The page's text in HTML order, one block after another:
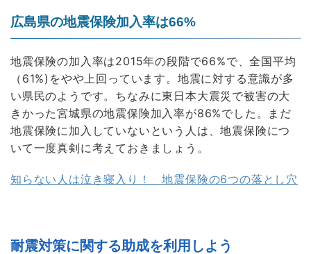
広島県の地震保険加入率は66%
地震保険の加入率は2015年の段階で66%で、全国平均
（61%)をやや上回っています。地震に対する意識が多
い県民のようです。ちなみに東日本大震災で被害の大
きかった宮城県の地震保険加入率が86%でした。まだ
地震保険に加入していないという人は、地震保険につ
いて一度真剣に考えておきましょう。
知らない人は泣き寝入り！ 地震保険の6つの落とし穴
耐震対策に関する助成を利用しよう